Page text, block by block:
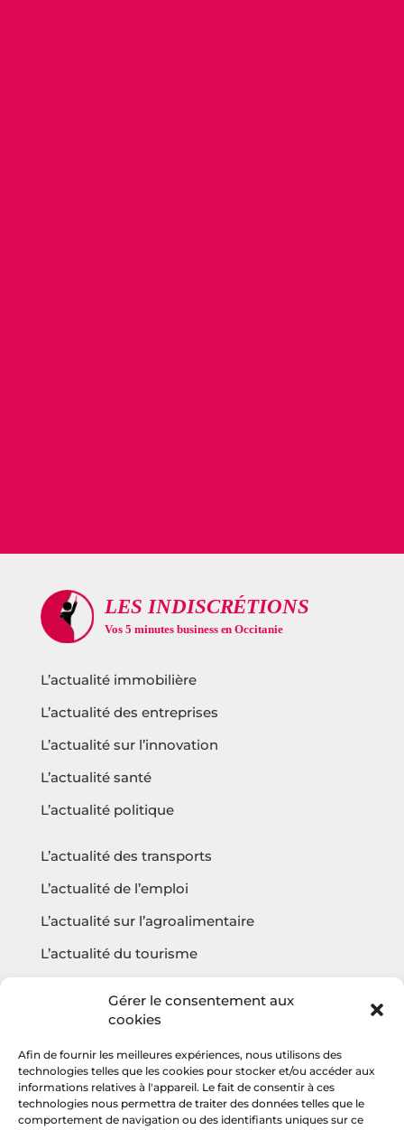
Gérer le consentement aux
cookies
Afin de fournir les meilleures expériences, nous utilisons des
technologies telles que les cookies pour stocker et/ou accéder aux
informations relatives à l'appareil. Le fait de consentir à ces
technologies nous permettra de traiter des données telles que le
comportement de navigation ou des identifiants uniques sur ce
L’actualité immobilière
L’actualité des entreprises
L’actualité sur l’innovation
L’actualité santé
L’actualité politique
L’actualité des transports
L’actualité de l’emploi
L’actualité sur l’agroalimentaire
L’actualité du tourisme
Questions fréquentes
Contact